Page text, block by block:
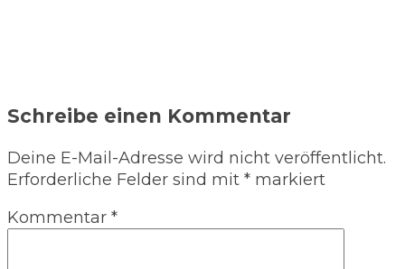
Schreibe einen Kommentar
Deine E-Mail-Adresse wird nicht veröffentlicht.
Erforderliche Felder sind mit * markiert
Kommentar *